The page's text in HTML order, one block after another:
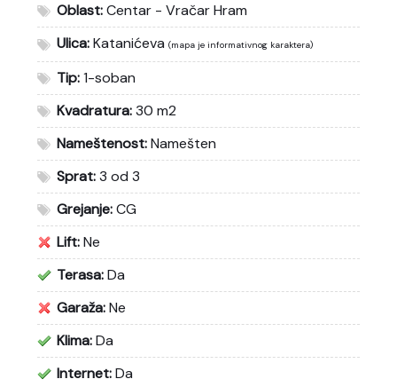
Oblast:Centar - Vračar Hram
Ulica:Katanićeva (mapa je informativnog karaktera)
Tip:1-soban
Kvadratura:30 m2
Nameštenost:Namešten
Sprat:3 od 3
Grejanje:CG
Lift:Ne
Terasa:Da
Garaža:Ne
Klima:Da
Internet:Da